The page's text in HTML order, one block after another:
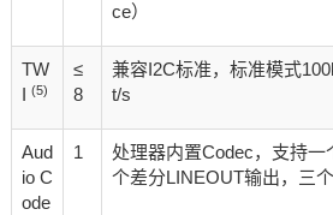
ce）
TW
(5)
≤
8
兼容I2C标准，标准模式
t/s
Aud
io C
ode
1
处理器内置Codec，支持
个差分LINEOUT输出，三